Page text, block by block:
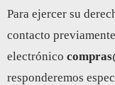
Para ejercer su
contacto
electrónico
responderemos